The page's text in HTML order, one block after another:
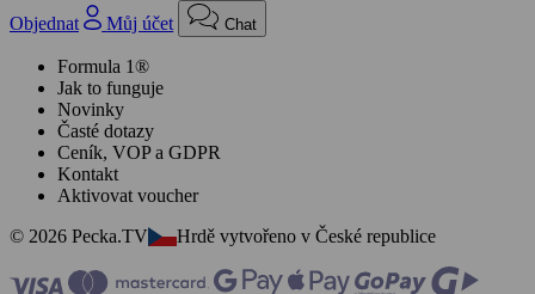
Objednat
Můj účet Chat
Formula 1®
Jak to funguje
Novinky
Časté dotazy
Ceník, VOP a GDPR
Kontakt
Aktivovat voucher
© 2026 Pecka.TV
Hrdě vytvořeno v České republice